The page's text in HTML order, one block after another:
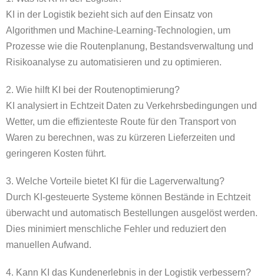
KI in der Logistik bezieht sich auf den Einsatz von
Algorithmen und Machine-Learning-Technologien, um
Prozesse wie die Routenplanung, Bestandsverwaltung und
Risikoanalyse zu automatisieren und zu optimieren.
2. Wie hilft KI bei der Routenoptimierung?
KI analysiert in Echtzeit Daten zu Verkehrsbedingungen und
Wetter, um die effizienteste Route für den Transport von
Waren zu berechnen, was zu kürzeren Lieferzeiten und
geringeren Kosten führt.
3. Welche Vorteile bietet KI für die Lagerverwaltung?
Durch KI-gesteuerte Systeme können Bestände in Echtzeit
überwacht und automatisch Bestellungen ausgelöst werden.
Dies minimiert menschliche Fehler und reduziert den
manuellen Aufwand.
4. Kann KI das Kundenerlebnis in der Logistik verbessern?